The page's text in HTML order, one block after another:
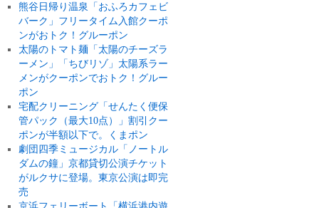
熊谷日帰り温泉「おふろカフェビ
バーク」フリータイム入館クーポ
ンがおトク！グルーポン
太陽のトマト麺「太陽のチーズラ
ーメン」「ちびリゾ」太陽系ラー
メンがクーポンでおトク！グルー
ポン
宅配クリーニング「せんたく便保
管パック（最大10点）」割引クー
ポンが半額以下で。くまポン
劇団四季ミュージカル「ノートル
ダムの鐘」京都貸切公演チケット
がルクサに登場。東京公演は即完
売